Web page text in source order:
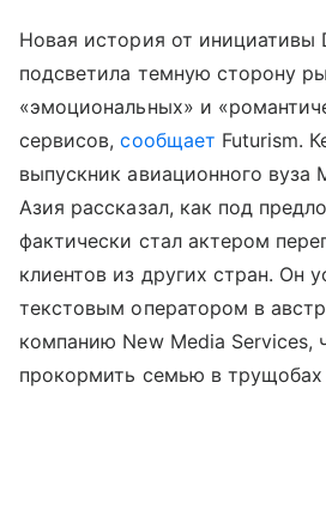
Новая история от инициативы
подсветила темную сторону
«эмоциональных» и
сервисов,сообщает Futurism.
выпускник авиационного
Азия рассказал, как под
фактически стал актером
клиентов из других стран. Он
текстовым оператором в
компанию New Media Services,
прокормить семью в